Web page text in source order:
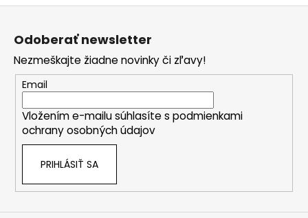
Z
Odoberať newsletter
Nezmeškajte žiadne novinky či zľavy!
Email
Vložením e-mailu súhlasíte s podmienkami
ochrany osobných údajov
PRIHLÁSIŤ SA